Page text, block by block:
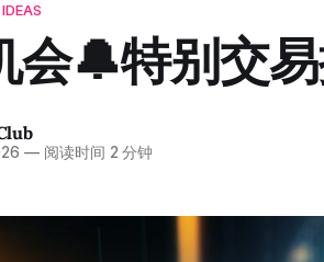
会🔔特别交
— 阅读时间 2 分钟